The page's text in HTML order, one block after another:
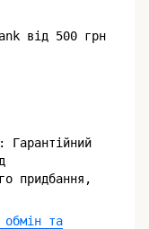
від 500 грн
Гарантійний
придбання,
обмін та